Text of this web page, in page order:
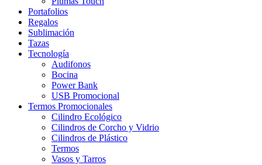
Portafolios
Regalos
Sublimación
Tazas
Tecnología
Audifonos
Bocina
Power Bank
USB Promocional
Termos Promocionales
Cilindro Ecológico
Cilindros de Corcho y Vidrio
Cilindros de Plástico
Termos
Vasos y Tarros